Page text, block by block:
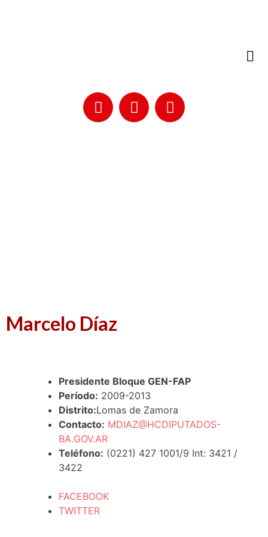
Marcelo Díaz
Presidente Bloque GEN-FAP
Período: 2009-2013
Distrito:Lomas de Zamora
Contacto: MDIAZ@HCDIPUTADOS-
BA.GOV.AR
Teléfono: (0221) 427 1001/9 Int: 3421 /
3422
FACEBOOK
TWITTER